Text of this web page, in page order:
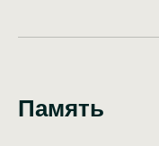
Память